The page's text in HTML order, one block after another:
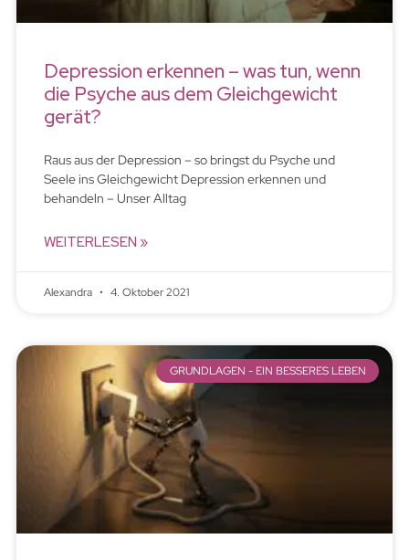
Depression erkennen – was tun, wenn
die Psyche aus dem Gleichgewicht
gerät?
Raus aus der Depression – so bringst du Psyche und
Seele ins Gleichgewicht Depression erkennen und
behandeln – Unser Alltag
WEITERLESEN »
Alexandra 4. Oktober 2021
GRUNDLAGEN - EIN BESSERES LEBEN